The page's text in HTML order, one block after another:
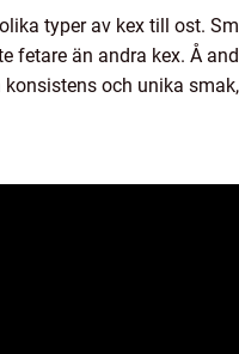
typer av kex till ost.
än andra kex. Å
och unika